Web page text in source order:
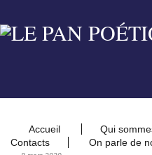
Accueil Qui
Contacts
On parle de